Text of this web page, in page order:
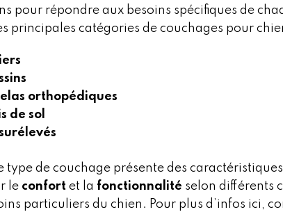
pour répondre aux besoins spécifiques de
principales catégories de couchages pour
orthopédiques
de sol
type de couchage présente des
le confort et la fonctionnalité selon différents
particuliers du chien. Pour plus d’infos ici,